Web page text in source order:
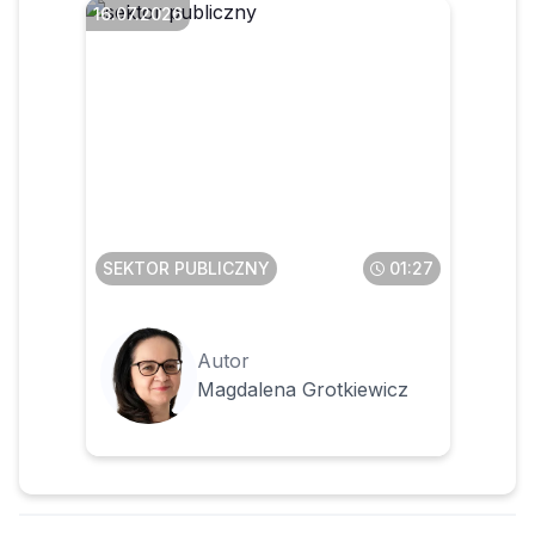
16.07.2026
SEKTOR PUBLICZNY 01:27
Autor
Magdalena Grotkiewicz